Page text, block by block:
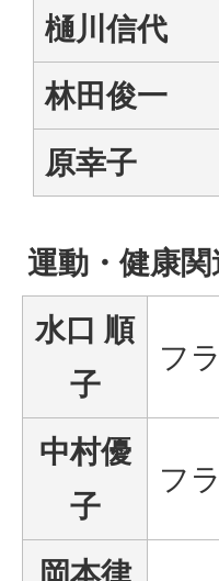
樋川信代
林田俊一
原幸子
運動・健康関
水口 順
子
フ
中村優
子
フ
岡本律